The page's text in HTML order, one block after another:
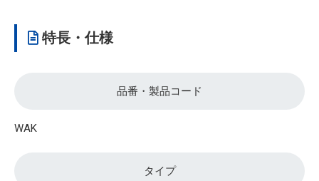
特長・仕様
品番・製品コード
WAK
タイプ